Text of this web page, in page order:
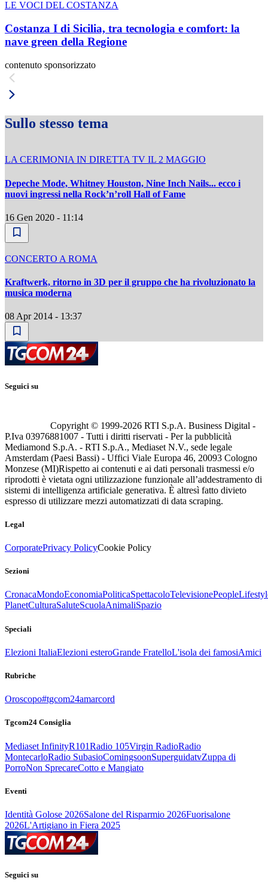
LE VOCI DEL COSTANZA
Costanza I di Sicilia, tra tecnologia e comfort: la
nave green della Regione
contenuto sponsorizzato
Sullo stesso tema
LA CERIMONIA IN DIRETTA TV IL 2 MAGGIO
Depeche Mode, Whitney Houston, Nine Inch Nails... ecco i
nuovi ingressi nella Rock’n’roll Hall of Fame
16 Gen 2020 - 11:14
CONCERTO A ROMA
Kraftwerk, ritorno in 3D per il gruppo che ha rivoluzionato la
musica moderna
08 Apr 2014 - 13:37
Seguici su
Copyright © 1999-2026 RTI S.p.A. Business Digital -
P.Iva 03976881007 - Tutti i diritti riservati - Per la pubblicità
Mediamond S.p.A. - RTI S.p.A., Mediaset N.V., sede legale
Amsterdam (Paesi Bassi) - Uffici Viale Europa 46, 20093 Cologno
Monzese (MI)Rispetto ai contenuti e ai dati personali trasmessi e/o
riprodotti è vietata ogni utilizzazione funzionale all’addestramento di
sistemi di intelligenza artificiale generativa. È altresì fatto divieto
espresso di utilizzare mezzi automatizzati di data scraping.
Legal
CorporatePrivacy PolicyCookie Policy
Sezioni
CronacaMondoEconomiaPoliticaSpettacoloTelevisionePeople
PlanetCulturaSaluteScuolaAnimaliSpazio
Speciali
Elezioni ItaliaElezioni esteroGrande FratelloL'isola dei famosiAmici
Rubriche
Oroscopo#tgcom24amarcord
Tgcom24 Consiglia
Mediaset InfinityR101Radio 105Virgin RadioRadio
MontecarloRadio SubasioComingsoonSuperguidatvZuppa di
PorroNon SprecareCotto e Mangiato
Eventi
Identità Golose 2026Salone del Risparmio 2026Fuorisalone
2026L'Artigiano in Fiera 2025
Seguici su